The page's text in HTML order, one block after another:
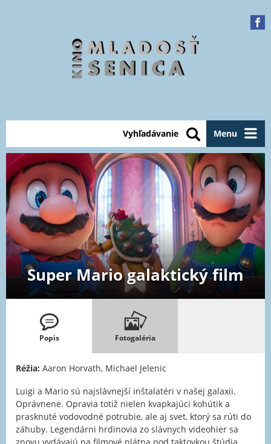
Menu
Vyhľadávanie
Super Mario galaktický film
Popis Fotogaléria
Réžia: Aaron Horvath, Michael Jelenic
Luigi a Mario sú najslávnejší inštalatéri v našej galaxii.
Oprávnene. Opravia totiž nielen kvapkajúci kohútik a
prasknuté vodovodné potrubie, ale aj svet, ktorý sa rúti do
záhuby. Legendárni hrdinovia zo slávnych videohier sa
znovu vydávajú na filmové plátna pod taktovkou štúdia